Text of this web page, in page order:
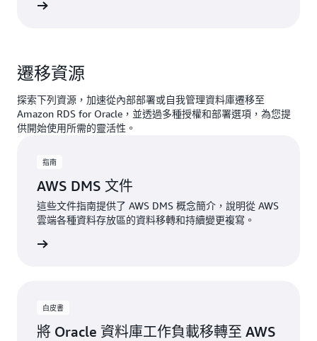
遷移資源
探索下列資源，加速從內部部署或自我管理資料庫遷移至
Amazon RDS for Oracle，並透過多種授權和部署選項，為您提
供開始使用所需的靈活性。
指南
AWS DMS 文件
這些文件指南提供了 AWS DMS 概念簡介，說明從 AWS
雲端各種資料存放區的資料移轉和持續變更複寫。
白皮書
將 Oracle 資料庫工作負載移轉至 AWS